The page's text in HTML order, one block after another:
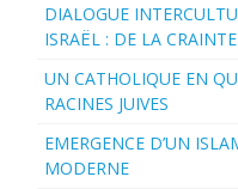
DIALOGUE
ISRAËL : DE LA
UN CATHOLIQUE EN
RACINES JUIVES
EMERGENCE D’UN
MODERNE